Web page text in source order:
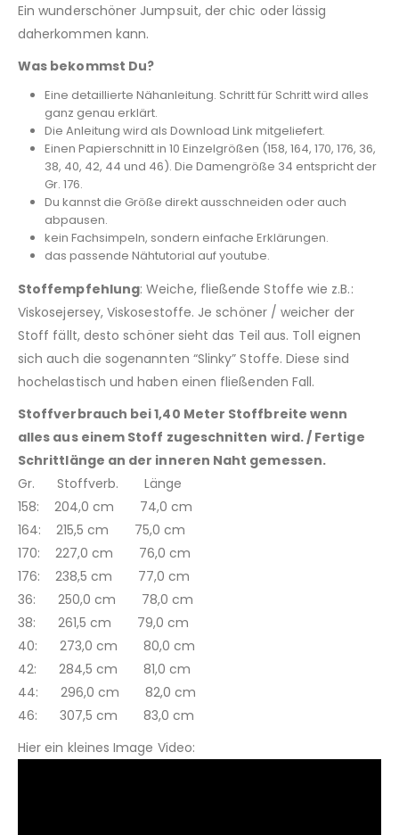
Ein wunderschöner Jumpsuit, der chic oder lässig
daherkommen kann.
Was bekommst Du?
Eine detaillierte Nähanleitung. Schritt für Schritt wird alles
ganz genau erklärt.
Die Anleitung wird als Download Link mitgeliefert.
Einen Papierschnitt in 10 Einzelgrößen (158, 164, 170, 176, 36,
38, 40, 42, 44 und 46). Die Damengröße 34 entspricht der
Gr. 176.
Du kannst die Größe direkt ausschneiden oder auch
abpausen.
kein Fachsimpeln, sondern einfache Erklärungen.
das passende Nähtutorial auf youtube.
Stoffempfehlung: Weiche, fließende Stoffe wie z.B.:
Viskosejersey, Viskosestoffe. Je schöner / weicher der
Stoff fällt, desto schöner sieht das Teil aus. Toll eignen
sich auch die sogenannten “Slinky” Stoffe. Diese sind
hochelastisch und haben einen fließenden Fall.
Stoffverbrauch bei 1,40 Meter Stoffbreite wenn
alles aus einem Stoff zugeschnitten wird. / Fertige
Schrittlänge an der inneren Naht gemessen.
Gr. Stoffverb. Länge
158: 204,0 cm 74,0 cm
164: 215,5 cm 75,0 cm
170: 227,0 cm 76,0 cm
176: 238,5 cm 77,0 cm
36: 250,0 cm 78,0 cm
38: 261,5 cm 79,0 cm
40: 273,0 cm 80,0 cm
42: 284,5 cm 81,0 cm
44: 296,0 cm 82,0 cm
46: 307,5 cm 83,0 cm
Hier ein kleines Image Video: